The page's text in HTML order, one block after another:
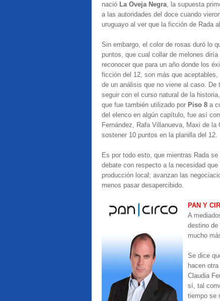
nació La Oveja Negra, la supuesta
a las autoridades del doce cuando
uruguayo al ver que la ficción de Rada
Sin embargo, el color de rosas duró lo
puntos, que cual collar de melones
reconocer que para un año donde los
ficción del 12, son más que
de un análisis que no viene al caso. De
seguir con el curso natural de la
que fue también utilizado por Piso 8 a
del elenco en algún capítulo, fue así
Fernández, Rafa Villanueva, Maxi de
sostener 10 puntos en la planilla del 12.
Es por todo esto, que mientras Rada
debate con respecto a la necesidad
producción local; avanzan las
menos pasar desapercibido.
PAN Y
A
destino de
mucho
Se dice
hacen
Claudia
sí, tal
tiempo se